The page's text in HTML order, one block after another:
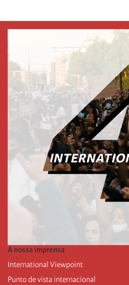
A nossa imprensa
International Viewpoint
Punto de vista internacional